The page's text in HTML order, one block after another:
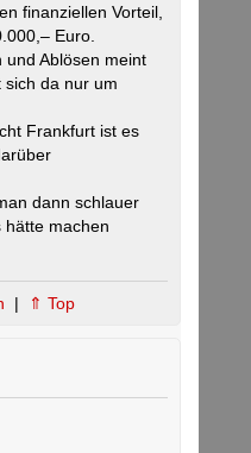
finanziellen Vorteil,
Euro.
und Ablösen meint
sich da nur um
Frankfurt ist es
dann schlauer
hätte machen
| ⇑ Top